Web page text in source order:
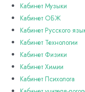
Кабинет Музыки
Кабинет ОБЖ
Кабинет Русского
Кабинет Технологии
Кабинет Физики
Кабинет Химии
Кабинет Психолога